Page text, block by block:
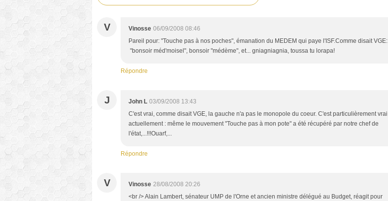
V Vinosse 06/09/2008 08:46
Pareil pour: "Touche pas à nos poches", émanation du MEDEM qui paye l'ISF.Comme disait VGE:
"bonsoir méd'moisel", bonsoir "médème", et... gniagniagnia, toussa tu lorapa!
Répondre
J John L 03/09/2008 13:43
C'est vrai, comme disait VGE, la gauche n'a pas le monopole du coeur. C'est particulièrement vrai
actuellement : même le mouvement "Touche pas à mon pote" a été récupéré par notre chef de
l'état,...!!!Ouarf,...
Répondre
V Vinosse 28/08/2008 20:26
<br /> Alain Lambert, sénateur UMP de l'Orne et ancien ministre délégué au Budget, réagit pour